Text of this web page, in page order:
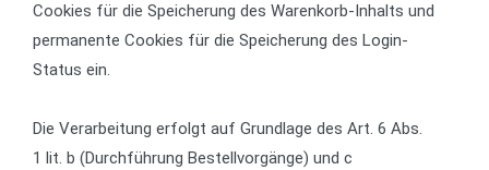
Cookies für die Speicherung des Warenkorb-Inhalts und
permanente Cookies für die Speicherung des Login-
Status ein.
Die Verarbeitung erfolgt auf Grundlage des Art. 6 Abs.
1 lit. b (Durchführung Bestellvorgänge) und c